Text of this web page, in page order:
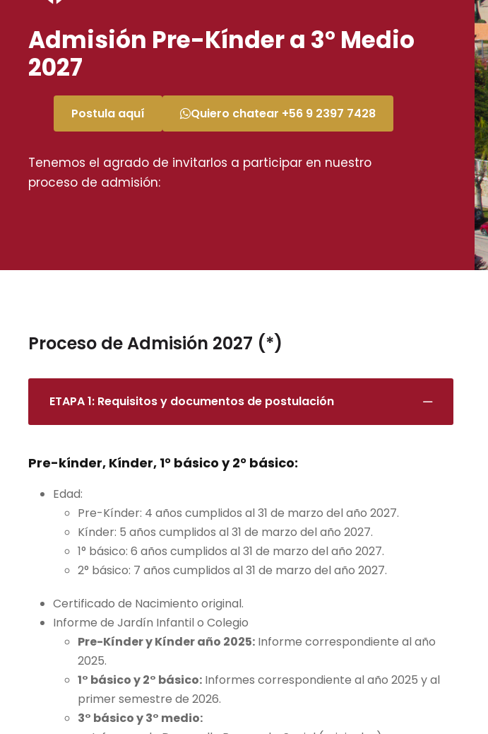
Admisión Pre-Kínder a 3° Medio
2027
Postula aquí Quiero chatear +56 9 2397 7428
Tenemos el agrado de invitarlos a participar en nuestro
proceso de admisión:
Proceso de Admisión 2027 (*)
ETAPA 1: Requisitos y documentos de postulación
Pre-kínder, Kínder, 1° básico y 2° básico:
Edad:
Pre-Kínder: 4 años cumplidos al 31 de marzo del año 2027.
Kínder: 5 años cumplidos al 31 de marzo del año 2027.
1° básico: 6 años cumplidos al 31 de marzo del año 2027.
2° básico: 7 años cumplidos al 31 de marzo del año 2027.
Certificado de Nacimiento original.
Informe de Jardín Infantil o Colegio
Pre-Kínder y Kínder año 2025: Informe correspondiente al año
2025.
1° básico y 2° básico: Informes correspondiente al año 2025 y al
primer semestre de 2026.
3° básico y 3° medio: